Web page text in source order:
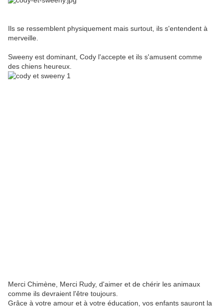
Ils se ressemblent physiquement mais surtout, ils s'entendent à
merveille.
Sweeny est dominant, Cody l'accepte et ils s'amusent comme
des chiens heureux.
Merci Chimène, Merci Rudy, d'aimer et de chérir les animaux
comme ils devraient l'être toujours.
Grâce à votre amour et à votre éducation, vos enfants sauront la